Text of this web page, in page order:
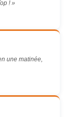
! »
une matinée,